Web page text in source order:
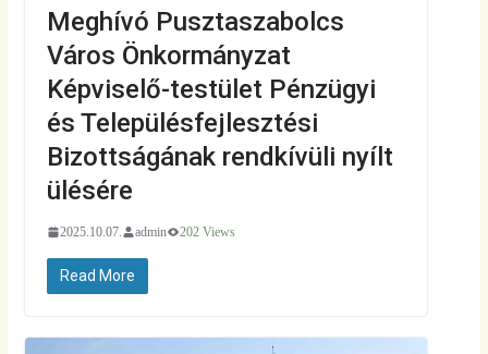
Meghívó Pusztaszabolcs
Város Önkormányzat
Képviselő-testület Pénzügyi
és Településfejlesztési
Bizottságának rendkívüli nyílt
ülésére
2025.10.07. admin 202 Views
Read More